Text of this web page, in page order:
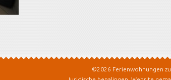
©2026 Ferienwohnungen